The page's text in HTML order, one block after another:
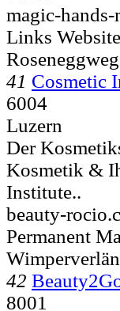
magic-
Links
41 Cosmetic
6004
Luzern
Der
Kosmetik &
Institute..
beauty-
Permanent
42
8001